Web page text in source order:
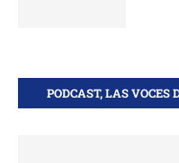
PODCAST, LAS VOCES